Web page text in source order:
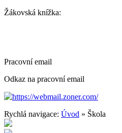
Žákovská knížka:
Pracovní email
Odkaz na pracovní email
https://webmail.zoner.com/
Rychlá navigace: Úvod » Škola